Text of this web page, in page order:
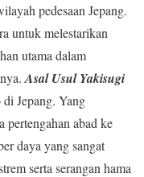
pedesaan Jepang.
untuk melestarikan
utama dalam
Asal Usul Yakisugi
Jepang. Yang
pertengahan abad ke
daya yang sangat
serta serangan hama